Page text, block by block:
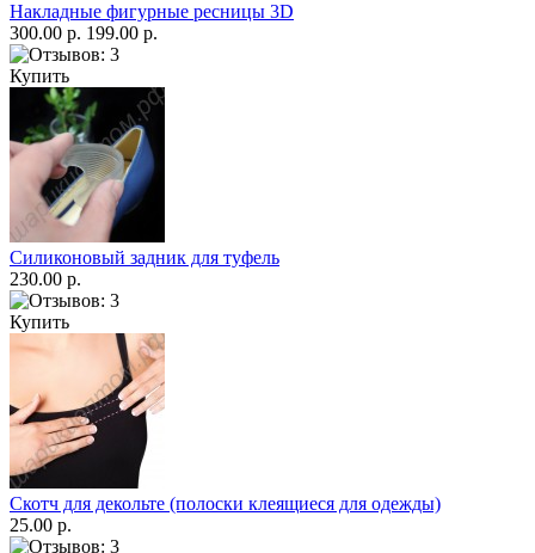
Накладные фигурные ресницы 3D
300.00 р. 199.00 р.
Купить
Силиконовый задник для туфель
230.00 р.
Купить
Скотч для декольте (полоски клеящиеся для одежды)
25.00 р.